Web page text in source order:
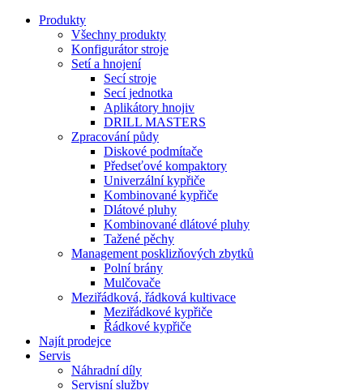
Produkty
Všechny produkty
Konfigurátor stroje
Setí a hnojení
Secí stroje
Secí jednotka
Aplikátory hnojiv
DRILL MASTERS
Zpracování půdy
Diskové podmítače
Předseťové kompaktory
Univerzální kypřiče
Kombinované kypřiče
Dlátové pluhy
Kombinované dlátové pluhy
Tažené pěchy
Management posklizňových zbytků
Polní brány
Mulčovače
Meziřádková, řádková kultivace
Meziřádkové kypřiče
Řádkové kypřiče
Najít prodejce
Servis
Náhradní díly
Servisní služby